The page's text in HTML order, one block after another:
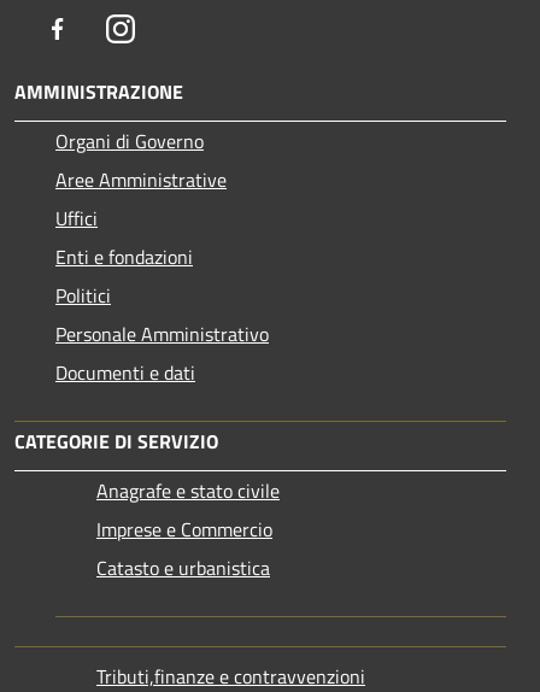
FacebookInstagram
AMMINISTRAZIONE
Organi di Governo
Aree Amministrative
Uffici
Enti e fondazioni
Politici
Personale Amministrativo
Documenti e dati
CATEGORIE DI SERVIZIO
Anagrafe e stato civile
Imprese e Commercio
Catasto e urbanistica
Tributi,finanze e contravvenzioni